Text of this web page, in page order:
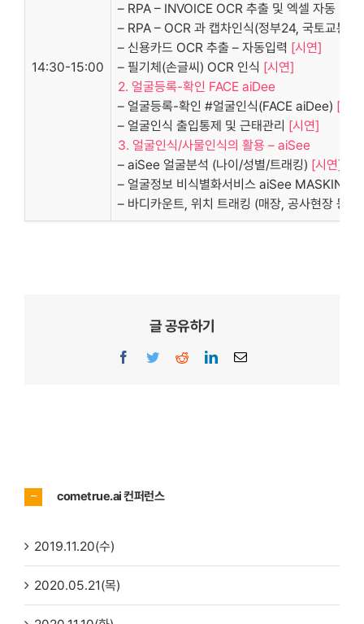
14:30-15:00
– RPA – INVOICE OCR 추출 및 엑셀 자동 입력
– RPA – OCR 과 캡차인식(정부24, 국토교통
– 신용카드 OCR 추출 – 자동입력 [시연]
– 필기체(손글씨) OCR 인식 [시연]
2. 얼굴등록-확인 FACE aiDee
– 얼굴등록-확인 #얼굴인식(FACE aiDee) [시
– 얼굴인식 출입통제 및 근태관리 [시연]
3. 얼굴인식/사물인식의 활용 – aiSee
– aiSee 얼굴분석 (나이/성별/트래킹) [시연]
– 얼굴정보 비식별화서비스 aiSee MASKING
– 바디카운트, 위치 트래킹 (매장, 공사현장 등)
글 공유하기
Facebook
TwitterRedditLinkedIn
이
cometrue.ai 컨퍼런스
2019.11.20(수)
2020.05.21(목)